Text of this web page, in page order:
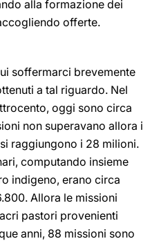
alla formazione dei
offerte.
soffermarci brevemente
a tal riguardo. Nel
oggi sono circa
non superavano allora i
raggiungono i 28 milioni.
computando insieme
indigeno, erano circa
Allora le missioni
pastori provenienti
anni, 88 missioni sono